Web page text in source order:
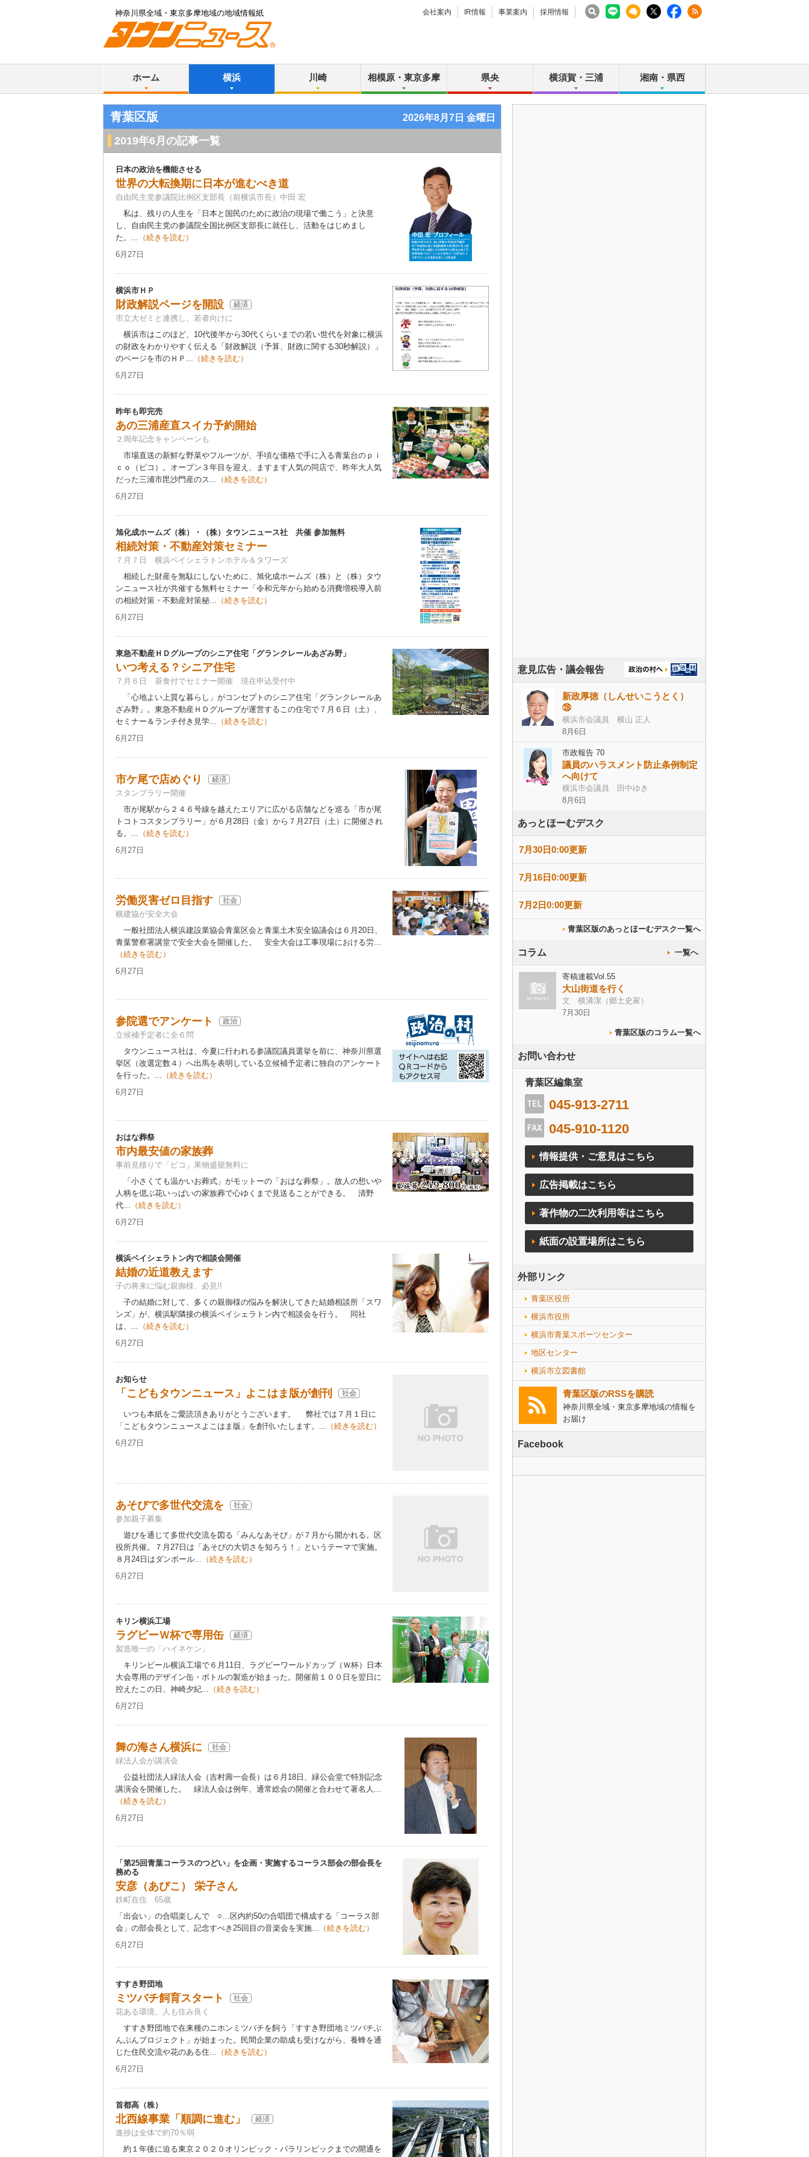
神奈川県全域・東京多摩地域の地域情報紙 会社案内 IR情報 事業案内 採用情報
ホーム 横浜 川崎 相模原・東京多摩 県央 横須賀・三浦 湘南・県西
青葉区版 2026年8月7日 金曜日
2019年6月の記事一覧
日本の政治を機能させる
世界の大転換期に日本が進むべき道
自由民主党参議院比例区支部長（前横浜市長）中田 宏
私は、残りの人生を「日本と国民のために政治の現場で働こう」と決意
し、自由民主党の参議院全国比例区支部長に就任し、活動をはじめまし
た。... （続きを読む）
6月27日
横浜市ＨＰ
財政解説ページを開設 経済
市立大ゼミと連携し、若者向けに
横浜市はこのほど、10代後半から30代くらいまでの若い世代を対象に横浜
の財政をわかりやすく伝える「財政解説（予算、財政に関する30秒解説）」
のページを市のＨＰ... （続きを読む）
6月27日
昨年も即完売
あの三浦産直スイカ予約開始
２周年記念キャンペーンも
市場直送の新鮮な野菜やフルーツが、手頃な価格で手に入る青葉台のｐｉ
ｃｏ（ピコ）。オープン３年目を迎え、ますます人気の同店で、昨年大人気
だった三浦市毘沙門産のス... （続きを読む）
6月27日
旭化成ホームズ（株）・（株）タウンニュース社 共催 参加無料
相続対策・不動産対策セミナー
７月７日 横浜ベイシェラトンホテル＆タワーズ
相続した財産を無駄にしないために、旭化成ホームズ（株）と（株）タウ
ンニュース社が共催する無料セミナー「令和元年から始める消費増税導入前
の相続対策・不動産対策秘... （続きを読む）
6月27日
東急不動産ＨＤグループのシニア住宅「グランクレールあざみ野」
いつ考える？シニア住宅
７月６日 昼食付でセミナー開催 現在申込受付中
「心地よい上質な暮らし」がコンセプトのシニア住宅「グランクレールあ
ざみ野」。東急不動産ＨＤグループが運営するこの住宅で７月６日（土）、
セミナー＆ランチ付き見学... （続きを読む）
6月27日
市ケ尾で店めぐり 経済
スタンプラリー開催
市が尾駅から２４６号線を越えたエリアに広がる店舗などを巡る「市が尾
トコトコスタンプラリー」が６月28日（金）から７月27日（土）に開催され
る。... （続きを読む）
6月27日
労働災害ゼロ目指す 社会
横建協が安全大会
一般社団法人横浜建設業協会青葉区会と青葉土木安全協議会は６月20日、
青葉警察署講堂で安全大会を開催した。 安全大会は工事現場における労...
（続きを読む）
6月27日
参院選でアンケート 政治
立候補予定者に全６問
タウンニュース社は、今夏に行われる参議院議員選挙を前に、神奈川県選
挙区（改選定数４）へ出馬を表明している立候補予定者に独自のアンケート
を行った。... （続きを読む）
6月27日
おはな葬祭
市内最安値の家族葬
事前見積りで「ピコ」果物盛籠無料に
「小さくても温かいお葬式」がモットーの「おはな葬祭」。故人の想いや
人柄を偲ぶ花いっぱいの家族葬で心ゆくまで見送ることができる。 清野
代... （続きを読む）
6月27日
横浜ベイシェラトン内で相談会開催
結婚の近道教えます
子の将来に悩む親御様、必見!!
子の結婚に対して、多くの親御様の悩みを解決してきた結婚相談所「スワ
ンズ」が、横浜駅隣接の横浜ベイシェラトン内で相談会を行う。 同社
は、... （続きを読む）
6月27日
お知らせ
「こどもタウンニュース」よこはま版が創刊 社会
いつも本紙をご愛読頂きありがとうございます。 弊社では７月１日に
「こどもタウンニュースよこはま版」を創刊いたします。... （続きを読む）
6月27日
あそびで多世代交流を 社会
参加親子募集
遊びを通じて多世代交流を図る「みんなあそび」が７月から開かれる。区
役所共催。７月27日は「あそびの大切さを知ろう！」というテーマで実施。
８月24日はダンボール... （続きを読む）
6月27日
キリン横浜工場
ラグビーＷ杯で専用缶 経済
製造唯一の「ハイネケン」
キリンビール横浜工場で６月11日、ラグビーワールドカップ（Ｗ杯）日本
大会専用のデザイン缶・ボトルの製造が始まった。開催前１００日を翌日に
控えたこの日、神崎夕紀... （続きを読む）
6月27日
舞の海さん横浜に 社会
緑法人会が講演会
公益社団法人緑法人会（吉村壽一会長）は６月18日、緑公会堂で特別記念
講演会を開催した。 緑法人会は例年、通常総会の開催と合わせて著名人...
（続きを読む）
6月27日
「第25回青葉コーラスのつどい」を企画・実施するコーラス部会の部会長を
務める
安彦（あびこ） 栄子さん
鉄町在住 65歳
「出会い」の合唱楽しんで ○…区内約50の合唱団で構成する「コーラス部
会」の部会長として、記念すべき25回目の音楽会を実施... （続きを読む）
6月27日
すすき野団地
ミツバチ飼育スタート 社会
花ある環境、人も住み良く
すすき野団地で在来種のニホンミツバチを飼う「すすき野団地ミツバチぶ
んぶんプロジェクト」が始まった。民間企業の助成も受けながら、養蜂を通
じた住民交流や花のある住... （続きを読む）
6月27日
首都高（株）
北西線事業「順調に進む」 経済
進捗は全体で約70％弱
約１年後に迫る東京２０２０オリンピック・パラリンピックまでの開通を
意見広告・議会報告
新政厚徳（しんせいこうとく）
㉘
横浜市会議員 横山 正人
8月6日
市政報告 70
議員のハラスメント防止条例制定
へ向けて
横浜市会議員 田中ゆき
8月6日
あっとほーむデスク
7月30日0:00更新
7月16日0:00更新
7月2日0:00更新
青葉区版のあっとほーむデスク一覧へ
コラム 一覧へ
寄稿連載Vol.55
大山街道を行く
文 横溝潔（郷土史家）
7月30日
青葉区版のコラム一覧へ
お問い合わせ
青葉区編集室
045-913-2711
045-910-1120
情報提供・ご意見はこちら
広告掲載はこちら
著作物の二次利用等はこちら
紙面の設置場所はこちら
外部リンク
青葉区役所
横浜市役所
横浜市青葉スポーツセンター
地区センター
横浜市立図書館
青葉区版のRSSを購読
神奈川県全域・東京多摩地域の情報を
お届け
Facebook